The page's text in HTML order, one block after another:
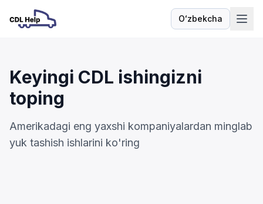
Oʻzbekcha
Til
Keyingi CDL ishingizni
toping
Amerikadagi eng yaxshi kompaniyalardan minglab
yuk tashish ishlarini ko'ring